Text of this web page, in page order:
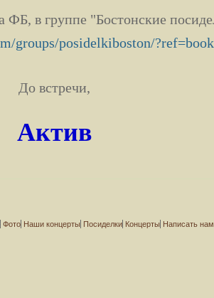
ФБ, в группе "Бостонские
groups/posidelkiboston/
До встречи,
Актив
Фото Наши концерты Посиделки Концерты Написать нам